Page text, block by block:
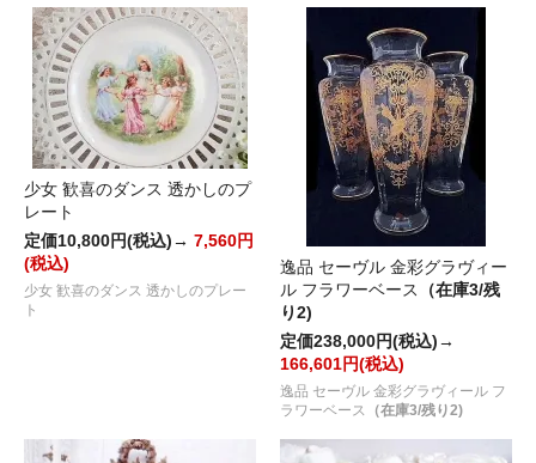
少女 歓喜のダンス 透かしのプ
レート
定価10,800円(税込)→ 7,560円
(税込)
少女 歓喜のダンス 透かしのプレー
ト
逸品 セーヴル 金彩グラヴィー
ル フラワーベース
（在庫3/残
り2)
定価238,000円(税込)→
166,601円(税込)
逸品 セーヴル 金彩グラヴィール フ
ラワーベース
（在庫3/残り2)